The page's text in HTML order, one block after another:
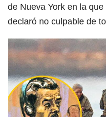
de Nueva York en la
declaró no culpable de